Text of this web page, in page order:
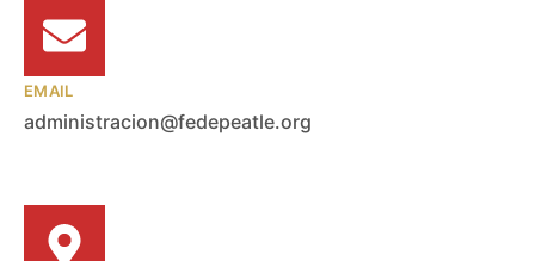
EMAIL
administracion@fedepeatle.org